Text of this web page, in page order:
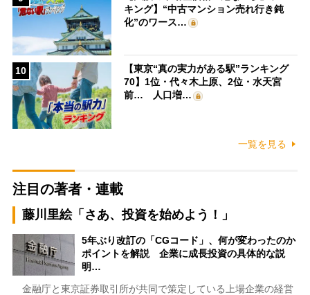
キング】“中古マンション売れ行き鈍
化”のワース…
10
【東京“真の実力がある駅”ランキング
70】1位・代々木上原、2位・水天宮
前… 人口増…
一覧を見る
注目の著者・連載
藤川里絵「さあ、投資を始めよう！」
5年ぶり改訂の「CGコード」、何が変わったのか
ポイントを解説 企業に成長投資の具体的な説
明…
金融庁と東京証券取引所が共同で策定している上場企業の経営